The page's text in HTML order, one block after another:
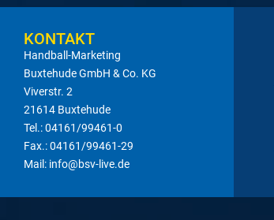
KONTAKT
Handball-Marketing
Buxtehude GmbH & Co. KG
Viverstr. 2
21614 Buxtehude
Tel.: 04161/99461-0
Fax.: 04161/99461-29
Mail: info@bsv-live.de